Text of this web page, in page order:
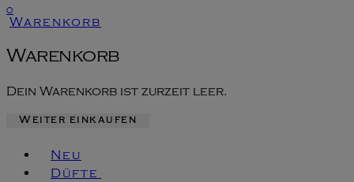
0
Warenkorb
Warenkorb
Dein Warenkorb ist zurzeit leer.
Weiter einkaufen
Neu
Düfte